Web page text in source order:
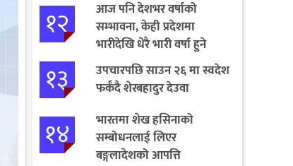
१२
आज पनि देशभर वर्षाको
सम्भावना, केही प्रदेशमा
भारीदेखि धेरै भारी वर्षा हुने
चेतावनी
१३
उपचारपछि साउन २६ मा स्वदेश
फर्कँदै शेरबहादुर देउवा
१४
भारतमा शेख हसिनाको
सम्बोधनलाई लिएर
बङ्गलादेशको आपत्ति